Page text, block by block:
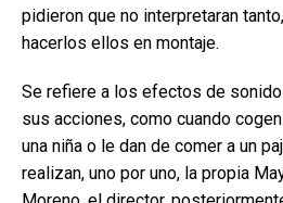
pidieron que no interpretaran
hacerlos ellos en montaje.
Se refiere a los efectos de
sus acciones, como cuando
una niña o le dan de comer a un
realizan, uno por uno, la propia